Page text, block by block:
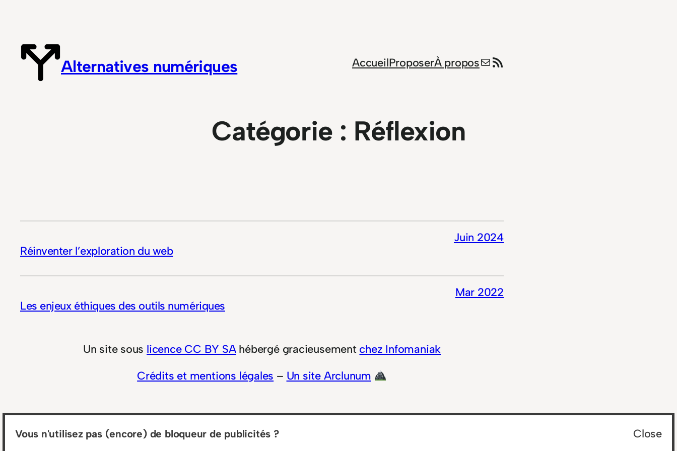
contenu
Alternatives numériques AccueilProposerÀ proposE-mail
Flux RSS
Catégorie : Réflexion
Réinventer l’exploration du web
Juin 2024
Les enjeux éthiques des outils numériques
Mar 2022
Un site sous licence CC BY SAhébergé gracieusement chez Infomaniak
Crédits et mentions légales – Un site Arclunum
Close
Vous n'utilisez pas (encore) de bloqueur de publicités ?